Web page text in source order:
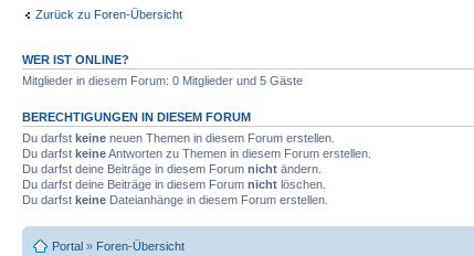
Zurück zu Foren-Übersicht
WER IST ONLINE?
Mitglieder in diesem Forum: 0 Mitglieder und 5 Gäste
BERECHTIGUNGEN IN DIESEM FORUM
Du darfst keine neuen Themen in diesem Forum erstellen.
Du darfst keineAntworten zu Themen in diesem Forum erstellen.
Du darfst deine Beiträge in diesem Forum nicht ändern.
Du darfst deine Beiträge in diesem Forum nicht löschen.
Du darfst keine Dateianhänge in diesem Forum erstellen.
Portal » Foren-Übersicht